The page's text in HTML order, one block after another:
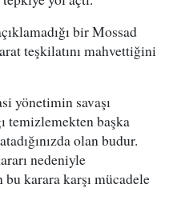
bir Mossad
teşkilatını mahvettiğini
yönetimin savaşı
temizlemekten başka
olan budur.
nedeniyle
karara karşı mücadele